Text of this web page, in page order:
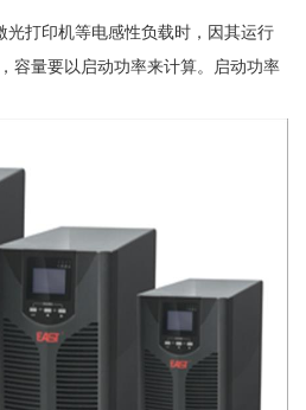
光打印机等电感性负载时，因其运行
容量要以启动功率来计算。启动功率